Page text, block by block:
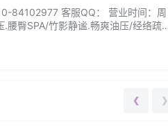
84102977 客服QQ： 营业时间：周
臀SPA/竹影静谧.畅爽油压/经络疏
❮ ❯